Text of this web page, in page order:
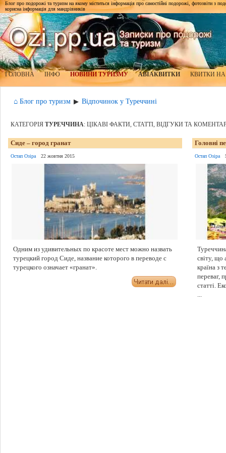
Блог про подорожі та туризм на якому міститься інформація про самостійні подорожі, фотозвіти з
корисна інформація для мандрівників
ГОЛОВНА ІНФО НОВИНИ ТУРИЗМУ АВІАКВИТКИ КВИТКИ
⌂ Блог про туризм ▶ Відпочинок у Туреччині
КАТЕГОРІЯ ТУРЕЧЧИНА: ЦІКАВІ ФАКТИ, СТАТТІ, ВІДГУКИ ТА
Сиде – город гранат
Остап Озіра 22 жовтня 2015
Одним из удивительных по красоте мест можно назвать
турецкий город Сиде, название которого в переводе с
турецкого означает «гранат».
Головні
Остап Озіра
світу, що
країна з
переваг,
статті.
...